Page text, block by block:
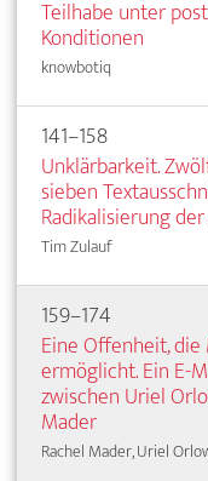
Teilhabe unter
Konditionen
knowbotiq
141–158
Unklärbarkeit.
sieben
Radikalisierung
Tim Zulauf
159–174
Eine Offenheit,
ermöglicht. Ein E-
zwischen Uriel
Mader
Rachel Mader, Uriel